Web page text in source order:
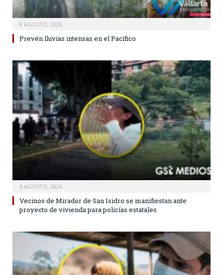
8 AGOSTO, 2026
Prevén lluvias intensas en el Pacífico
6 AGOSTO, 2026
Vecinos de Mirador de San Isidro se manifiestan ante
proyecto de vivienda para policías estatales